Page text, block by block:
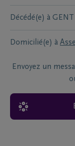
Décédé(e) à GENT
Domicilié(e) à
Envoyez un